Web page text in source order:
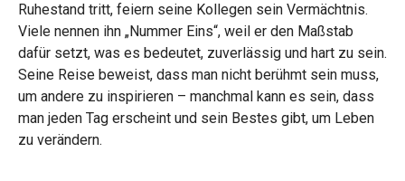
Ruhestand tritt, feiern seine Kollegen sein Vermächtnis.
Viele nennen ihn „Nummer Eins“, weil er den Maßstab
dafür setzt, was es bedeutet, zuverlässig und hart zu sein.
Seine Reise beweist, dass man nicht berühmt sein muss,
um andere zu inspirieren – manchmal kann es sein, dass
man jeden Tag erscheint und sein Bestes gibt, um Leben
zu verändern.